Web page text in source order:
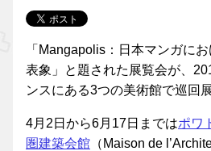
「Mangapolis：日本マンガに
表象」と題された展覧会が、
ンスにある3つの美術館で巡回
4月2日から6月17日まではポワ
圏建築会館 （Maison de